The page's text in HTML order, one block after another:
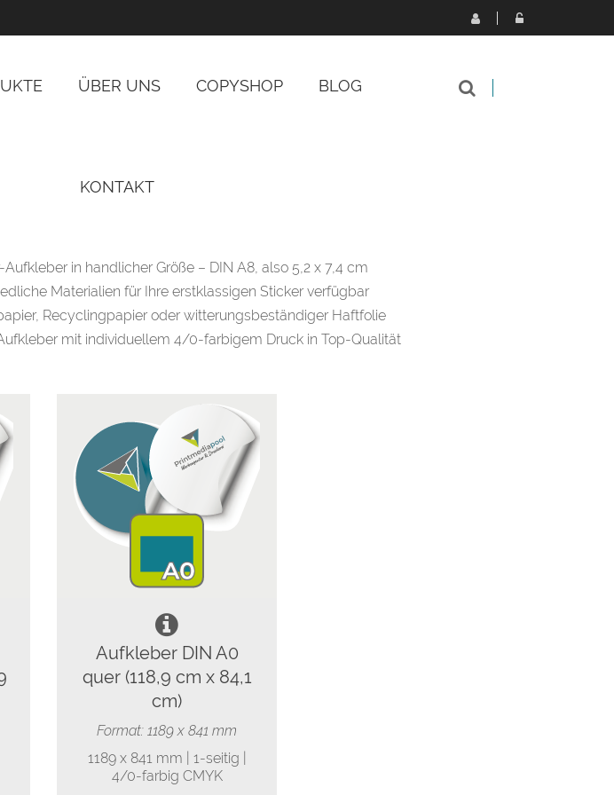
ÜBER UNS COPYSHOP BLOG
KONTAKT
in handlicher Größe – DIN A8, also 5,2 x 7,4 cm
Materialien für Ihre erstklassigen Sticker verfügbar
Recyclingpapier oder witterungsbeständiger Haftfolie
mit individuellem 4/0-farbigem Druck in Top-Qualität
Aufkleber DIN A0
quer (118,9 cm x 84,1
cm)
Format: 1189 x 841 mm
1189 x 841 mm | 1-seitig |
4/0-farbig CMYK